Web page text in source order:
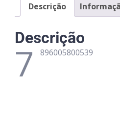
Descrição
Descrição
7 896005800539